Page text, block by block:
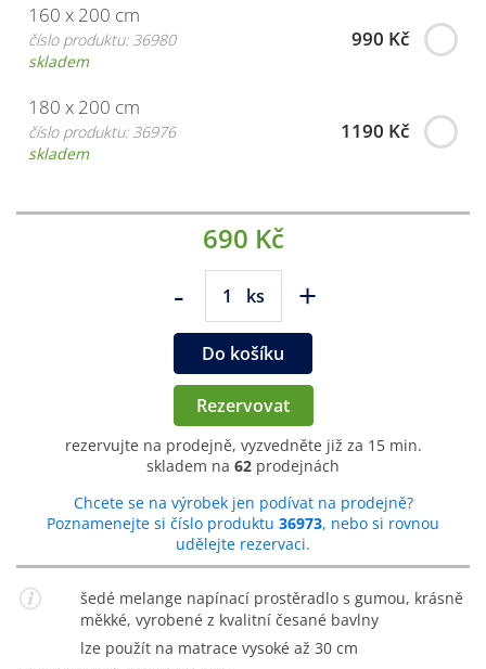
160 x 200 cm
číslo produktu: 36980
skladem
990 Kč
180 x 200 cm
číslo produktu: 36976
skladem
1190 Kč
690 Kč
- ks +
Do košíku
Rezervovat
rezervujte na prodejně, vyzvedněte již za 15 min.
skladem na 62 prodejnách
Chcete se na výrobek jen podívat na prodejně?
Poznamenejte si číslo produktu 36973, nebo si rovnou
udělejte rezervaci.
šedé melange napínací prostěradlo s gumou, krásně
měkké, vyrobené z kvalitní česané bavlny
lze použít na matrace vysoké až 30 cm